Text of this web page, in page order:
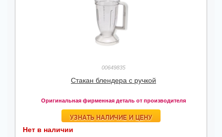
00649835
Стакан блендера с ручкой
Оригинальная фирменная деталь от производителя
УЗНАТЬ НАЛИЧИЕ И ЦЕНУ
Нет в наличии